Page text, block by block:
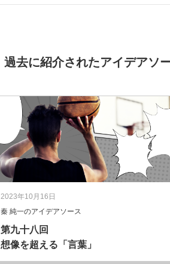
過去に紹介されたアイデアソ
2023年10月16日
秦 純一のアイデアソース
第九十八回
想像を超える「言葉」